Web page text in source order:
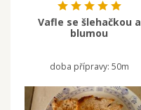
Vafle se šlehačkou a
blumou
doba přípravy: 50m